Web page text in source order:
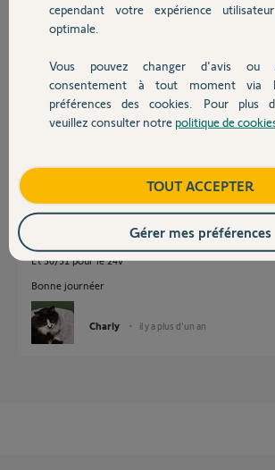
Devis avec un pro
Contact
Réponses
Bonjour
Connectez le contact sec sur 60/61 pour une
ou 60/62 pour le mode "piéton"
il y a plus d'un an
Et 50/51 pour le 24v
Bonne journéer
Charly il y a plus d'un an
cependant votre expérience
optimale.
Vous pouvez changer d'avis ou
consentement à tout moment via
préférences des cookies. Pour plus
veuillez consulter notre politique de
TOUT ACCEPTER
Gérer mes préférences